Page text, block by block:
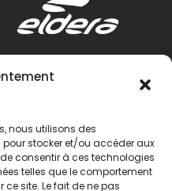
nous utilisons des
stocker et/ou accéder aux
consentir à ces technologies
telles que le comportement
site. Le fait de ne pas